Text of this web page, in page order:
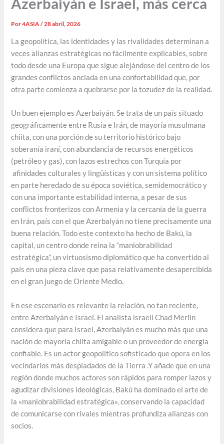
Por4ASIA/28 abril, 2026
La geopolítica, las identidades y las rivalidades determinan a
veces alianzas estratégicas no fácilmente explicables, sobre
todo desde una Europa que sigue alejándose del centro de los
grandes conflictos anclada en una confortabilidad que, por
otra parte comienza a quebrarse por la tozudez de la realidad.
Un buen ejemplo es Azerbaiyán. Se trata de un país situado
geográficamente entre Rusia e Irán, de mayoría musulmana
chiita, con una porción de su territorio histórico bajo
soberanía iraní, con abundancia de recursos energéticos
(petróleo y gas), con lazos estrechos con Turquía por
afinidades culturales y lingüísticas y con un sistema político
en parte heredado de su época soviética, semidemocrático y
con una importante estabilidad interna, a pesar de sus
conflictos fronterizos con Armenia y la cercanía de la guerra
en Irán, país con el que Azerbaiyán no tiene precisamente una
buena relación. Todo este contexto ha hecho de Bakú, la
capital, un centro donde reina la “maniobrabilidad
estratégica”, un virtuosismo diplomático que ha convertido al
país en una pieza clave que pasa relativamente desapercibida
en el gran juego de Oriente Medio.
En ese escenario es relevante la relación, no tan reciente,
entre Azerbaiyán e Israel. El analista israelí Chad Merlin
considera que para Israel, Azerbaiyán es mucho más que una
nación de mayoría chiíta amigable o un proveedor de energía
confiable. Es un actor geopolítico sofisticado que opera en los
vecindarios más despiadados de la Tierra .Y añade que en una
región donde muchos actores son rápidos para romper lazos y
agudizar divisiones ideológicas, Bakú ha dominado el arte de
la «maniobrabilidad estratégica», conservando la capacidad
de comunicarse con rivales mientras profundiza alianzas con
socios.